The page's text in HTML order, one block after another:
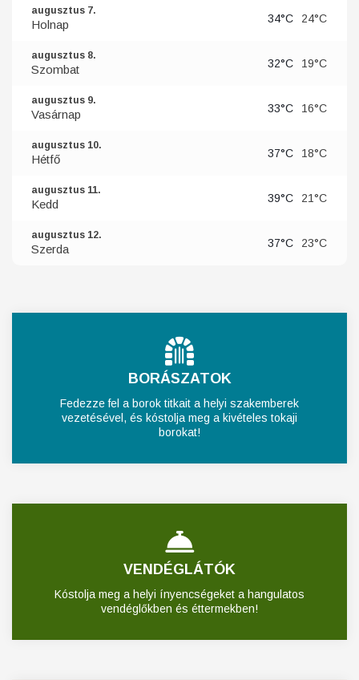
augusztus 7.
Holnap 34°C 24°C
augusztus 8.
Szombat 32°C 19°C
augusztus 9.
Vasárnap 33°C 16°C
augusztus 10.
Hétfő 37°C 18°C
augusztus 11.
Kedd 39°C 21°C
augusztus 12.
Szerda 37°C 23°C
BORÁSZATOK
Fedezze fel a borok titkait a helyi szakemberek
vezetésével, és kóstolja meg a kivételes tokaji
borokat!
VENDÉGLÁTÓK
Kóstolja meg a helyi ínyencségeket a hangulatos
vendéglőkben és éttermekben!